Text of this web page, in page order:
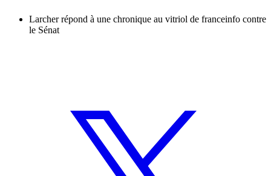
Larcher répond à une chronique au vitriol de franceinfo contre
le Sénat